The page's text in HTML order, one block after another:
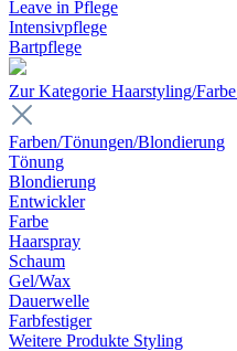
Leave in Pflege
Intensivpflege
Bartpflege
Zur Kategorie Haarstyling/Farbe
Farben/Tönungen/Blondierung
Tönung
Blondierung
Entwickler
Farbe
Haarspray
Schaum
Gel/Wax
Dauerwelle
Farbfestiger
Weitere Produkte Styling